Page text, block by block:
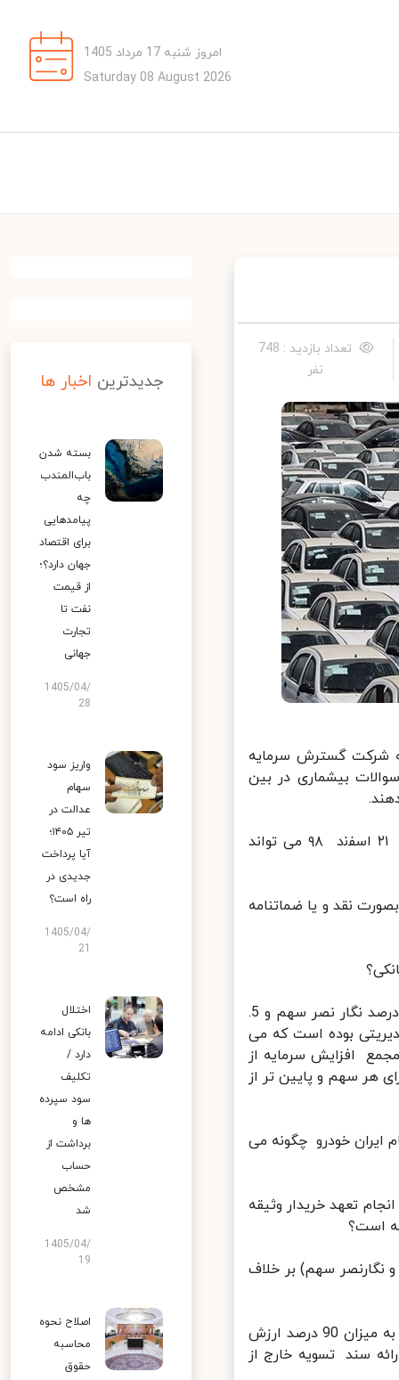
امروز شنبه 17 مرداد 1405
Saturday 08 August 2026
تعداد بازدید : 748
نفر
خودرو به شرکت گسترش سرمایه
بیشماری در بین
ﺳواﻻت و ﻣوارد ﻣورد ابهام در خﺻوص معامله سهام اﯾران ﺧودرو در ﺗﺎرﯾﺦ ٢١ اﺳﻔﻧد ٩٨ می تواند
ﺑﺼﻮرت ﻧﻘﺪ و ﯾﺎ ﺿﻤﺎﺗﻨﺎﻣﻪ
ﺑﻮده اﺳﺖ ﮐﻪ ﻣﯽ
اﻓﺰاﯾﺶ ﺳﺮﻣﺎﯾﻪ از
از ﻣﻌﺎﻣﻠﻪ، ﻗﯿﻤﺖ ﭘﺎﯾﻪ در ﺣﺪود 600رﯾﺎل ﺑﺎزای ﻫﺮ ﺳﻬﻢ و ﭘﺎﯾﯿﻦ ﺗﺮ از
ﺧﻮدرو ﭼﮕﻮﻧﻪ ﻣﯽ
ﺗﻌﻬﺪ ﺧﺮﯾﺪار وﺛﯿﻘﻪ
اﺳﺖ؟
ﺳﻬﻢ) ﺑﺮ ﺧﻼف
4. ﻣﻄﺎﺑﻖ ﺷﺮاﯾﻂ آﮔﻬﯽ و ﻣﺘﻦ ﻗﺮارداد، ﺧﺮﯾﺪار ﻣﯽ ﺑﺎﯾﺴﺖ اﻟﺒﺎﻗﯽ ﺛﻤﻦ ﻣﻌﺎﻣﻠﻪ ﺑﻪ ﻣﯿﺰان 90 درصد ارزش
و اراﺋﻪ ﺳﻨﺪ ﺗﺴﻮﯾﻪ ﺧﺎرج از
جدیدترین اخبار ها
بسته شدن
باب‌المندب
چه
پیامدهایی
برای اقتصاد
جهان دارد؟؛
از قیمت
نفت تا
تجارت
جهانی
1405/04/
28
واریز سود
سهام
عدالت در
تیر ۱۴۰۵؛
آیا پرداخت
جدیدی در
راه است؟
1405/04/
اختلال
بانکی ادامه
دارد /
تکلیف
سود سپرده
ها و
برداشت از
حساب
مشخص
شد
1405/04/
19
اصلاح نحوه
محاسبه
حقوق